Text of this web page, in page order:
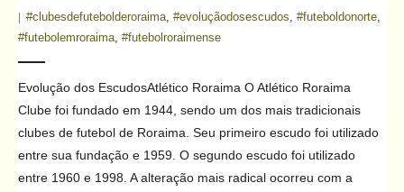
Feminino
Curiosidades
Blog
#clubesdefutebolderoraima, #evoluçãodosescudos, #futeboldonorte,
#futebolemroraima, #futebolroraimense
Evolução dos EscudosAtlético Roraima O Atlético Roraima
Clube foi fundado em 1944, sendo um dos mais tradicionais
clubes de futebol de Roraima. Seu primeiro escudo foi utilizado
entre sua fundação e 1959. O segundo escudo foi utilizado
entre 1960 e 1998. A alteração mais radical ocorreu com a